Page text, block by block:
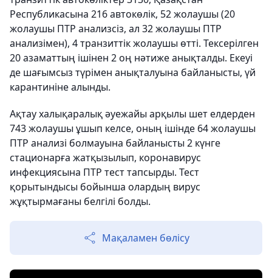
Республикасына 216 автокөлік, 52 жолаушы (20
жолаушы ПТР анализсіз, ал 32 жолаушы ПТР
анализімен), 4 транзиттік жолаушы өтті. Тексерілген
20 азаматтың ішінен 2 оң нәтиже анықталды. Екеуі
де шағымсыз түрімен анықталуына байланысты, үй
карантиніне алынды.
Ақтау халықаралық әуежайы арқылы шет елдерден
743 жолаушы ұшып келсе, оның ішінде 64 жолаушы
ПТР анализі болмауына байланысты 2 күнге
стационарға жатқызылып, коронавирус
инфекциясына ПТР тест тапсырды. Тест
қорытындысы бойынша олардың вирус
жұқтырмағаны белгілі болды.
Мақаламен бөлісу